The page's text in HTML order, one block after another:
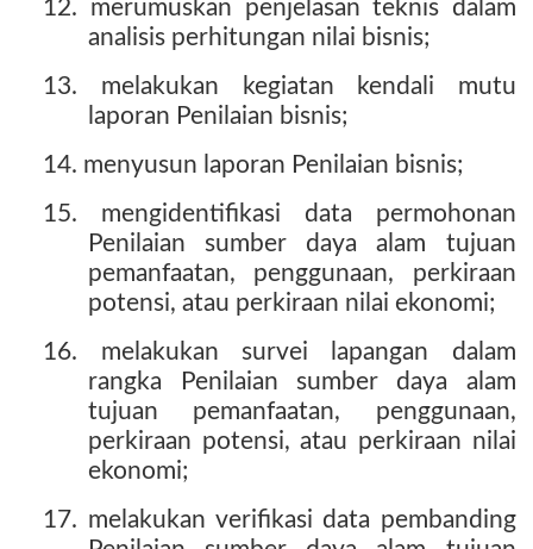
12. merumuskan penjelasan teknis dalam
analisis perhitungan nilai bisnis;
13. melakukan kegiatan kendali mutu
laporan Penilaian bisnis;
14. menyusun laporan Penilaian bisnis;
15. mengidentifikasi data permohonan
Penilaian sumber daya alam tujuan
pemanfaatan, penggunaan, perkiraan
potensi, atau perkiraan nilai ekonomi;
16. melakukan survei lapangan dalam
rangka Penilaian sumber daya alam
tujuan pemanfaatan, penggunaan,
perkiraan potensi, atau perkiraan nilai
ekonomi;
17. melakukan verifikasi data pembanding